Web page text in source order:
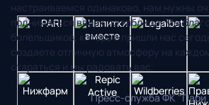
настраиваемся одинаково, нам нужны
подниматься вверх по таблице. Мы
болельщиков, которые пришли нас
создаете отличную атмосферу на
стараться и мы радовать вас.
Пресс-служба ФК